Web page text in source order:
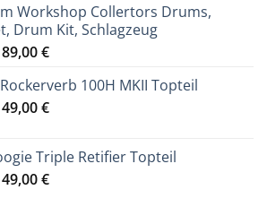
79,00 €69,00 €.
Workshop Collertors Drums,
Drum Kit, Schlagzeug
Ursprünglicher
war:
99,00 €
89,00€Aktueller
ist:
89,00 €.
100H MKII Topteil
Ursprünglicher
59,00 €
49,00€Aktueller
49,00 €.
Triple Retifier Topteil
Ursprünglicher
49,00€Aktueller